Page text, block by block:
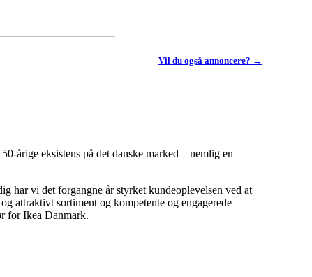
Vil du også annoncere? →
årige eksistens på det danske marked – nemlig en
har vi det forgangne år styrket kundeoplevelsen ved at
attraktivt sortiment og kompetente og engagerede
for Ikea Danmark.